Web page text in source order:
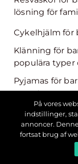
lösning för
Cykelhjälm för
Klänning för
populära typer
Pyjamas för
garantera en
för de små
Baddräkt för
presentation
På vores
indstillinger,
annoncer.
fortsat brug af